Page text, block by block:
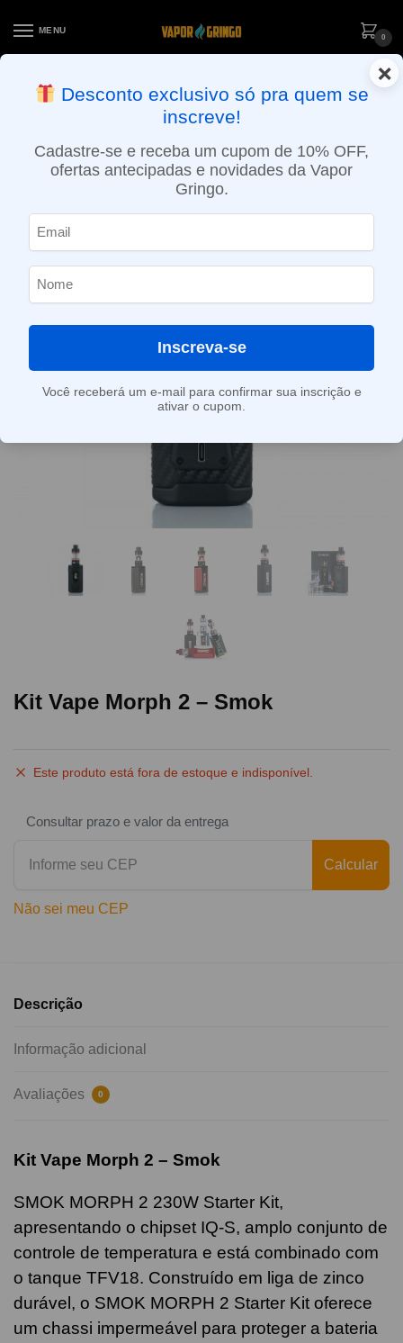
MENU
0
ENTREGA NO MESMO DIA EM SÃO PAULO (SEG A SEX): PEDIDOS
APROVADOS ATÉ 15:30 VIA MOTOBOY
Kit Vape Morph 2 – Smok
Este produto está fora de estoque e indisponível.
Consultar prazo e valor da entrega
Calcular
Não sei meu CEP
Descrição
Informação adicional
Avaliações 0
Kit Vape Morph 2 – Smok
SMOK MORPH 2 230W Starter Kit,
apresentando o chipset IQ-S, amplo conjunto de
controle de temperatura e está combinado com
o tanque TFV18. Construído em liga de zinco
durável, o SMOK MORPH 2 Starter Kit oferece
um chassi impermeável para proteger a bateria
×
Desconto exclusivo só pra quem se
inscreve!
Cadastre-se e receba um cupom de 10% OFF,
ofertas antecipadas e novidades da Vapor
Gringo.
Inscreva-se
Você receberá um e-mail para confirmar sua inscrição e
ativar o cupom.